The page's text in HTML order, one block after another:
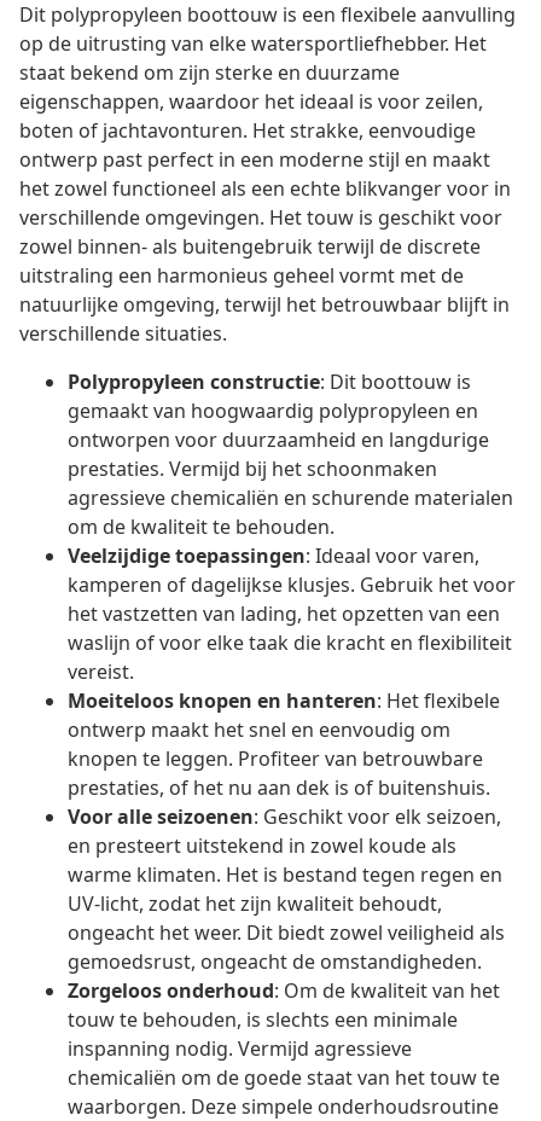
Dit polypropyleen boottouw is een flexibele aanvulling
op de uitrusting van elke watersportliefhebber. Het
staat bekend om zijn sterke en duurzame
eigenschappen, waardoor het ideaal is voor zeilen,
boten of jachtavonturen. Het strakke, eenvoudige
ontwerp past perfect in een moderne stijl en maakt
het zowel functioneel als een echte blikvanger voor in
verschillende omgevingen. Het touw is geschikt voor
zowel binnen- als buitengebruik terwijl de discrete
uitstraling een harmonieus geheel vormt met de
natuurlijke omgeving, terwijl het betrouwbaar blijft in
verschillende situaties.
Polypropyleen constructie: Dit boottouw is
gemaakt van hoogwaardig polypropyleen en
ontworpen voor duurzaamheid en langdurige
prestaties. Vermijd bij het schoonmaken
agressieve chemicaliën en schurende materialen
om de kwaliteit te behouden.
Veelzijdige toepassingen: Ideaal voor varen,
kamperen of dagelijkse klusjes. Gebruik het voor
het vastzetten van lading, het opzetten van een
waslijn of voor elke taak die kracht en flexibiliteit
vereist.
Moeiteloos knopen en hanteren: Het flexibele
ontwerp maakt het snel en eenvoudig om
knopen te leggen. Profiteer van betrouwbare
prestaties, of het nu aan dek is of buitenshuis.
Voor alle seizoenen: Geschikt voor elk seizoen,
en presteert uitstekend in zowel koude als
warme klimaten. Het is bestand tegen regen en
UV-licht, zodat het zijn kwaliteit behoudt,
ongeacht het weer. Dit biedt zowel veiligheid als
gemoedsrust, ongeacht de omstandigheden.
Zorgeloos onderhoud: Om de kwaliteit van het
touw te behouden, is slechts een minimale
inspanning nodig. Vermijd agressieve
chemicaliën om de goede staat van het touw te
waarborgen. Deze simpele onderhoudsroutine